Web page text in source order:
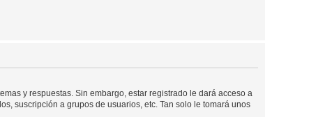
y respuestas. Sin embargo, estar registrado le dará acceso a
suscripción a grupos de usuarios, etc. Tan solo le tomará unos